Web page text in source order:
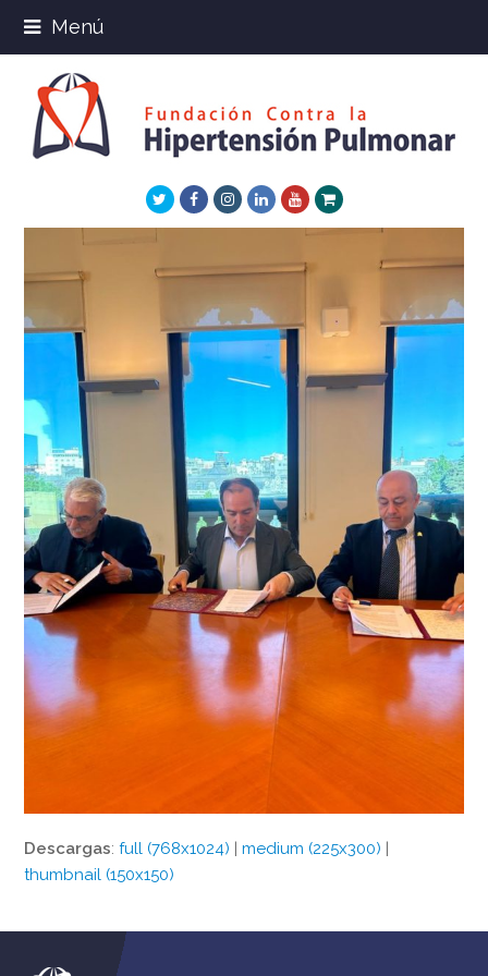
Menú
TwitterFacebookInstagram
LinkedInYoutube
Xing
Descargas:full (768x1024) |medium (225x300) |
thumbnail (150x150)